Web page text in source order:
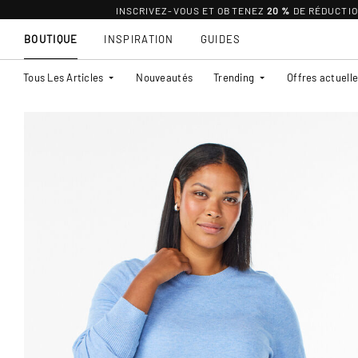
INSCRIVEZ-VOUS ET OBTENEZ 20 % DE
BOUTIQUE
Tous Les Articles Nouveautés Trending Offres
INSPIRATION GUIDES